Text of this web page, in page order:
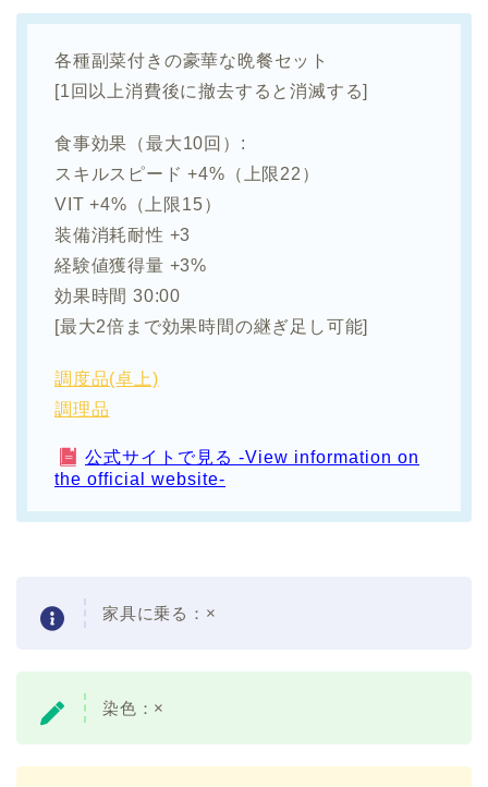
各種副菜付きの豪華な晩餐セット
[1回以上消費後に撤去すると消滅する]
食事効果（最大10回）:
スキルスピード +4%（上限22）
VIT +4%（上限15）
装備消耗耐性 +3
経験値獲得量 +3%
効果時間 30:00
[最大2倍まで効果時間の継ぎ足し可能]
調度品(卓上)
調理品
公式サイトで見る -View information on
the official website-
家具に乗る： ×
染色： ×